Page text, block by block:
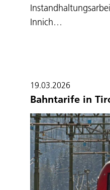
Innich…
19.03.2026
Bahntarife in